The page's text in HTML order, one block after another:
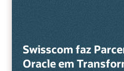
Swisscom faz
Oracle em